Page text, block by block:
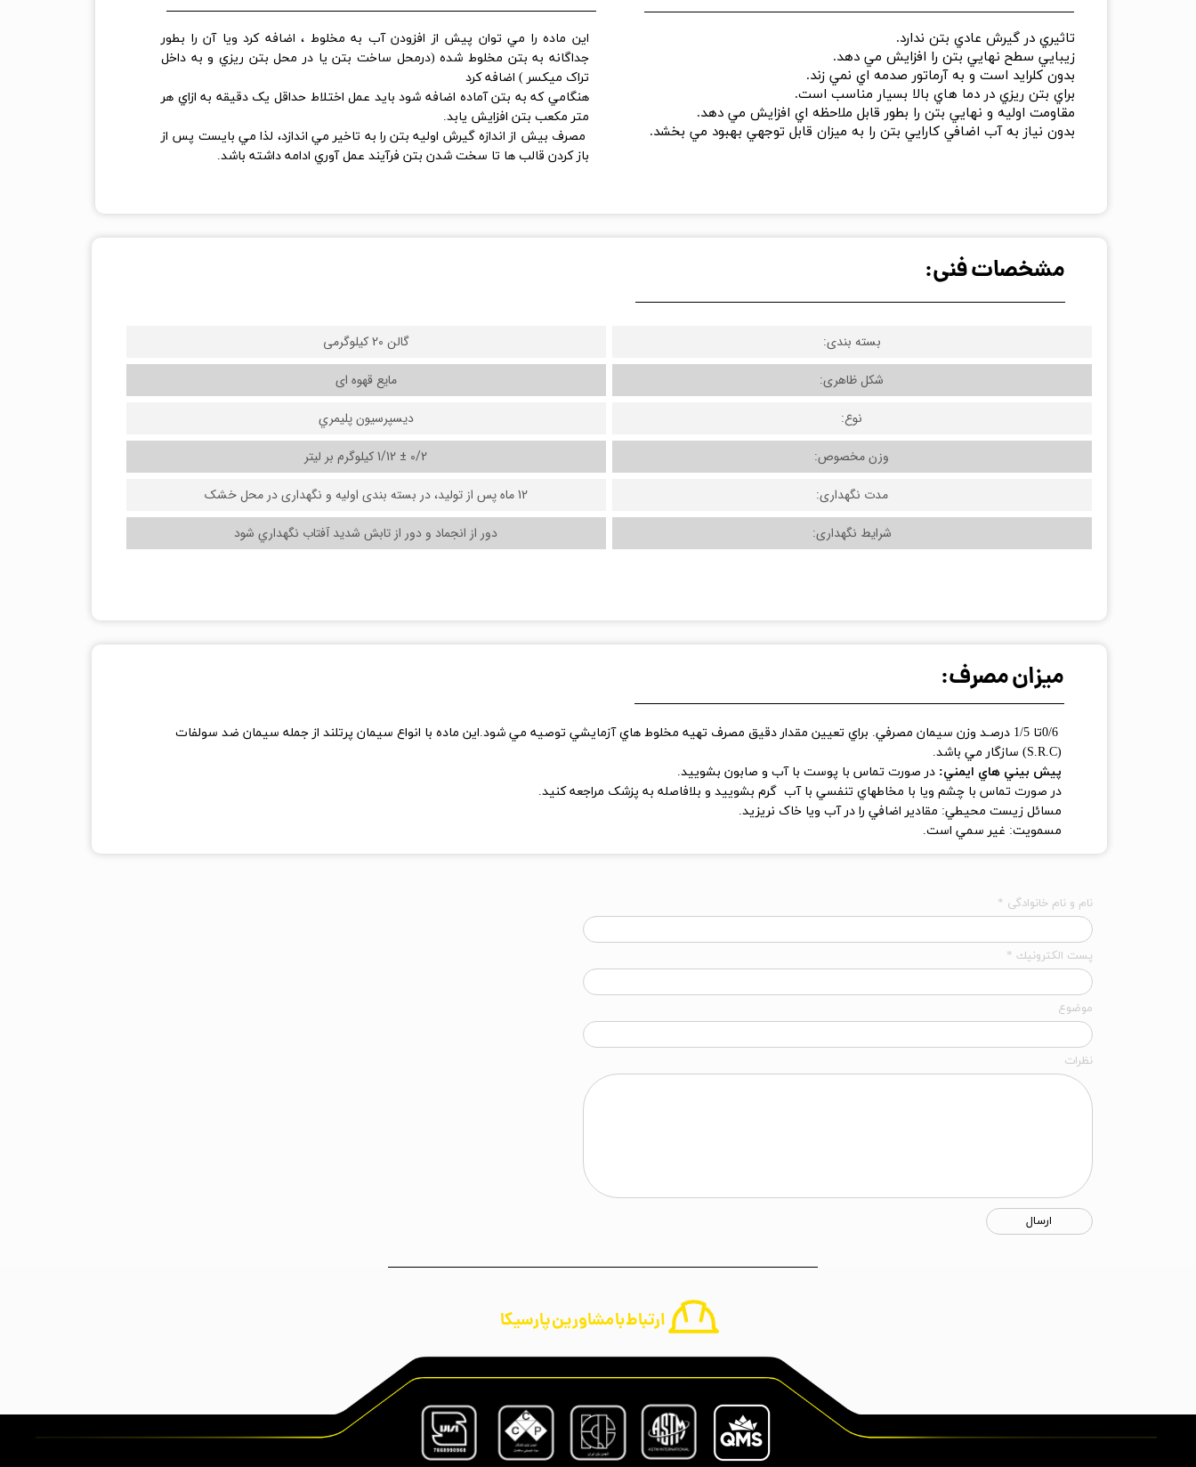
تاثيري در گيرش عادي بتن ندارد.
زيبايي سطح نهايي بتن را افزايش مي دهد.
بدون کلرايد است و به آرماتور صدمه اي نمي زند.
براي بتن ريزي در دما هاي بالا بسيار مناسب است.
مقاومت اوليه و نهايي بتن را بطور قابل ملاحظه اي افزايش مي دهد.
بدون نياز به آب اضافي کارايي بتن را به ميزان قابل توجهي بهبود مي بخشد.
اين ماده را مي توان پيش از افزودن آب به مخلوط ، اضافه کرد ويا آن را بطور
جداگانه به بتن مخلوط شده (درمحل ساخت بتن يا در محل بتن ريزي و به داخل
تراک ميکسر ) اضافه کرد
هنگامي که به بتن آماده اضافه شود بايد عمل اختلاط حداقل يک دقيقه به ازاي هر
متر مکعب بتن افزايش يابد.
مصرف بيش از اندازه گيرش اوليه بتن را به تاخير مي اندازد، لذا مي بايست پس از
باز کردن قالب ها تا سخت شدن بتن فرآيند عمل آوري ادامه داشته باشد.
مشخصات فنی:
بسته بندی:
گالن‌ 20 کیلوگرمی
شکل ظاهری:
مایع قهوه ای
نوع:
ديسپرسيون پليمري
وزن مخصوص:
0/2 ± 1/12 کيلوگرم بر ليتر
مدت نگهداری:
12 ماه پس از تولید، در بسته بندی اولیه و نگهداری در محل خشک
شرایط نگهداری:
دور از انجماد و دور از تابش شديد آفتاب نگهداري شود
0/6تا 1/5 درصـد وزن سيمان مصرفي. براي تعيين مقدار دقيق مصرف تهيه مخلوط هاي آزمايشي توصيه مي شود.اين ماده با انواع سيمان پرتلند از جمله سيمان ضد سولفات
(S.R.C) سازگار مي باشد.
پيش بيني هاي ايمني: در صورت تماس با پوست با آب و صابون بشوييد.
​​​​​​​در صورت تماس با چشم ويا با مخاطهاي تنفسي با آب گرم بشوييد و بلافاصله به پزشک مراجعه کنيد.
مسائل زيست محيطي: مقادير اضافي را در آب ويا خاک نريزيد.
مسمويت: غير سمي است.
میزان مصرف:
نام و نام خانوادگی *
پست الكترونيك *
موضوع
نظرات
ارسال
ارتباط با مشاورین پارسیکا